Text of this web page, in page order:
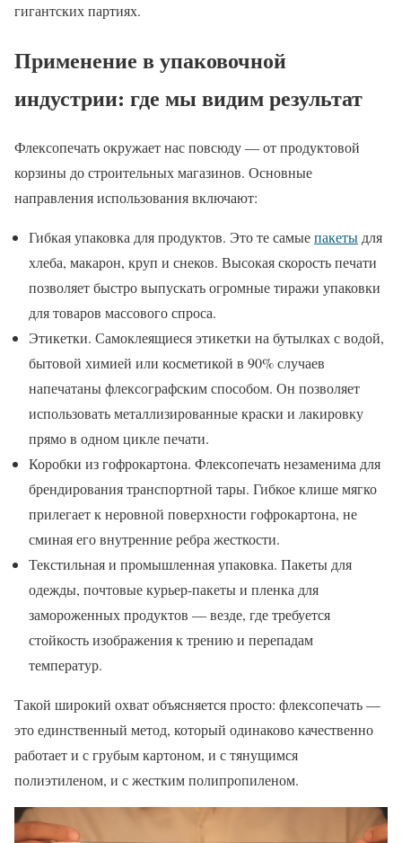
гигантских партиях.
Применение в упаковочной
индустрии: где мы видим результат
Флексопечать окружает нас повсюду — от продуктовой
корзины до строительных магазинов. Основные
направления использования включают:
Гибкая упаковка для продуктов. Это те самыепакеты для
хлеба, макарон, круп и снеков. Высокая скорость печати
позволяет быстро выпускать огромные тиражи упаковки
для товаров массового спроса.
Этикетки. Самоклеящиеся этикетки на бутылках с водой,
бытовой химией или косметикой в 90% случаев
напечатаны флексографским способом. Он позволяет
использовать металлизированные краски и лакировку
прямо в одном цикле печати.
Коробки из гофрокартона. Флексопечать незаменима для
брендирования транспортной тары. Гибкое клише мягко
прилегает к неровной поверхности гофрокартона, не
сминая его внутренние ребра жесткости.
Текстильная и промышленная упаковка. Пакеты для
одежды, почтовые курьер-пакеты и пленка для
замороженных продуктов — везде, где требуется
стойкость изображения к трению и перепадам
температур.
Такой широкий охват объясняется просто: флексопечать —
это единственный метод, который одинаково качественно
работает и с грубым картоном, и с тянущимся
полиэтиленом, и с жестким полипропиленом.